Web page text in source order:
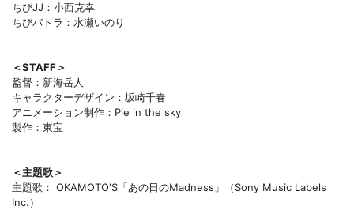
ちびJJ：小西克幸
ちびバトラ：水瀬いのり
＜STAFF＞
監督：新海岳人
キャラクターデザイン：坂崎千春
アニメーション制作：Pie in the sky
製作：東宝
＜主題歌＞
主題歌： OKAMOTO'S「あの日のMadness」（Sony Music Labels
Inc.）